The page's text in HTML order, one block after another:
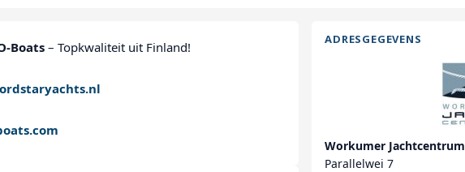
Boats– Topkwaliteit uit Finland! ADRESGEGEVENS
Workumer Jachtcentrum
Parallelwei 7